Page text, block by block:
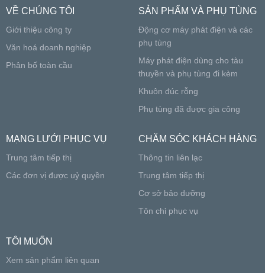
VỀ CHÚNG TÔI
Giới thiệu công ty
Văn hoá doanh nghiệp
Phân bố toàn cầu
SẢN PHẨM VÀ PHỤ TÙNG
Động cơ máy phát điện và các
phụ tùng
Máy phát điện dùng cho tàu
thuyền và phụ tùng đi kèm
Khuôn đúc rỗng
Phụ tùng đã được gia công
MẠNG LƯỚI PHỤC VỤ
Trung tâm tiếp thị
Các đơn vị được uỷ quyền
CHĂM SÓC KHÁCH HÀNG
Thông tin liên lạc
Trung tâm tiếp thị
Cơ sở bảo dưỡng
Tôn chỉ phục vụ
TÔI MUỐN
Xem sản phẩm liên quan